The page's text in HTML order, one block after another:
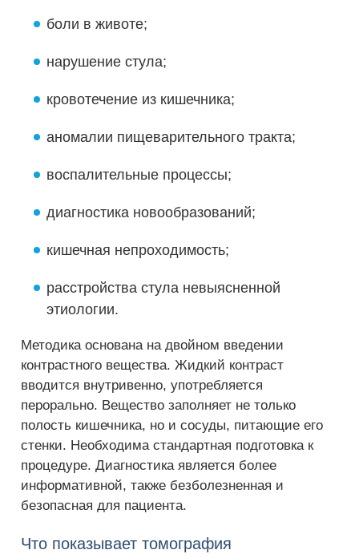
боли в животе;
нарушение стула;
кровотечение из кишечника;
аномалии пищеварительного тракта;
воспалительные процессы;
диагностика новообразований;
кишечная непроходимость;
расстройства стула невыясненной
этиологии.
Методика основана на двойном введении
контрастного вещества. Жидкий контраст
вводится внутривенно, употребляется
перорально. Вещество заполняет не только
полость кишечника, но и сосуды, питающие его
стенки. Необходима стандартная подготовка к
процедуре. Диагностика является более
информативной, также безболезненная и
безопасная для пациента.
Что показывает томография